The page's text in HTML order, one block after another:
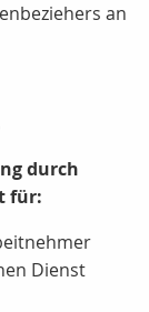
an
durch
für:
Dienst